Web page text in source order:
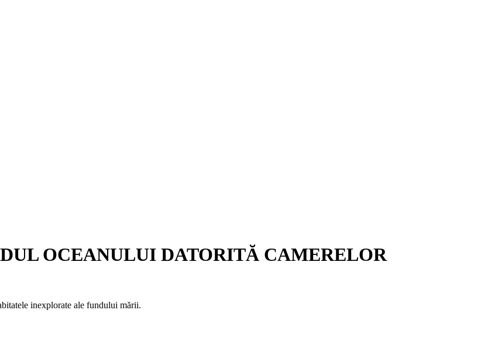
OCEANULUI DATORITĂ CAMERELOR
inexplorate ale fundului mării.